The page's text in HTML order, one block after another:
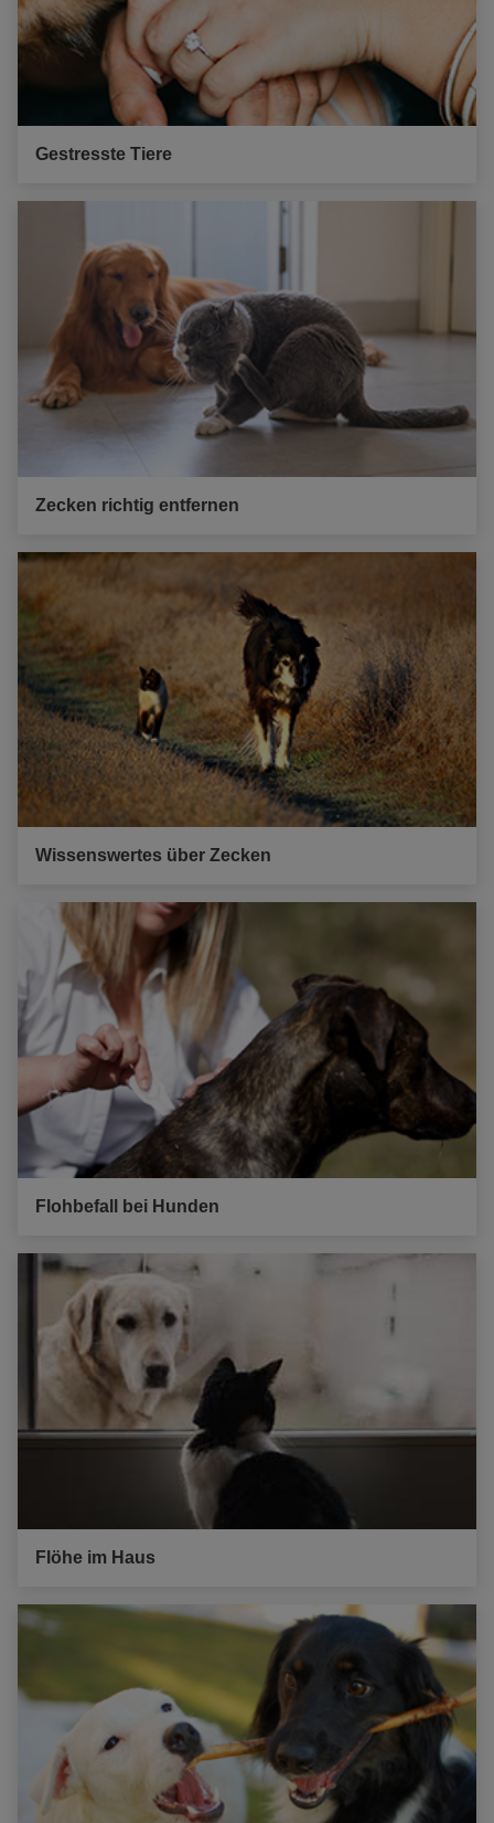
Gestresste Tiere
Zecken richtig entfernen
Wissenswertes über Zecken
Flohbefall bei Hunden
Flöhe im Haus